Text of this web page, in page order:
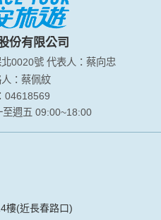
錄相關行徑，包括您使用連線
的瀏覽器、瀏覽及點選資料記
參考依據，此記錄為內部應
集的問卷調查內容進行統計與
明文字呈現，除供內部研究
及說明文字，但不涉及特定個
於蒐集目的以外之其他用途。
站相關產品、服務、活動或
別資料，本網站也可以從商
得您的姓名、電話、住址、
、性別、行業等相關資料，
份有限公司
北0020號 代表人：蔡向忠
：蔡佩紋
04618569
至週五 09:00~18:00
樓(近長春路口)